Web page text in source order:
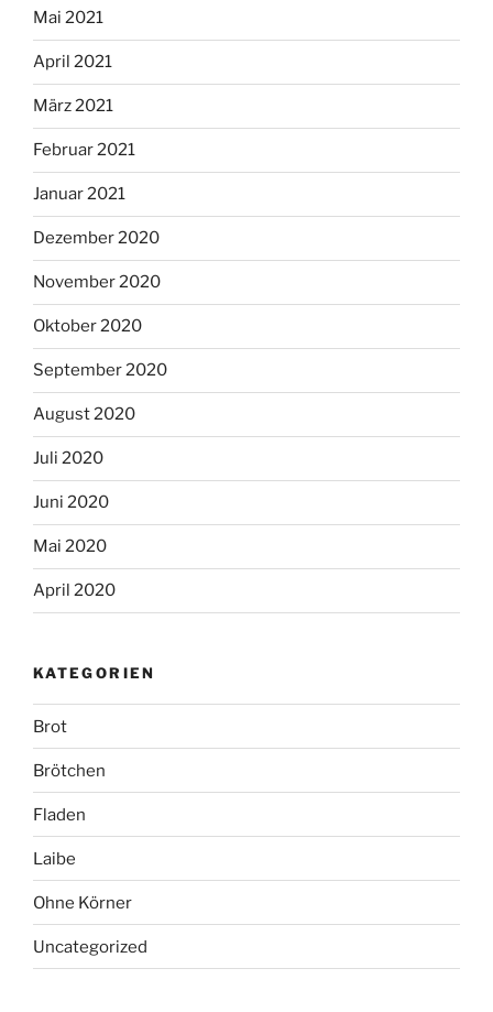
Mai 2021
April 2021
März 2021
Februar 2021
Januar 2021
Dezember 2020
November 2020
Oktober 2020
September 2020
August 2020
Juli 2020
Juni 2020
Mai 2020
April 2020
KATEGORIEN
Brot
Brötchen
Fladen
Laibe
Ohne Körner
Uncategorized